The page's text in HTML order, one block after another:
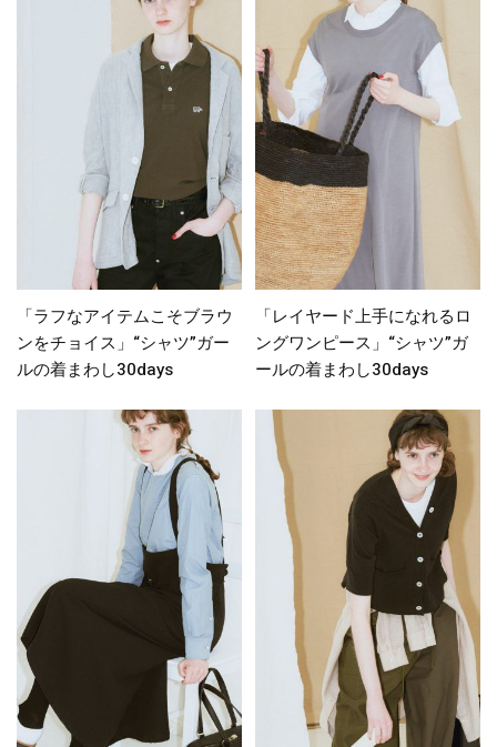
「ラフなアイテムこそブラウ
ンをチョイス」“シャツ”ガー
ルの着まわし30days
「レイヤード上手になれるロ
ングワンピース」“シャツ”ガ
ールの着まわし30days